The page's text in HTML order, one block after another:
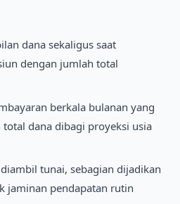
dana sekaligus saat
dengan jumlah total
berkala bulanan yang
dana dibagi proyeksi usia
tunai, sebagian dijadikan
jaminan pendapatan rutin